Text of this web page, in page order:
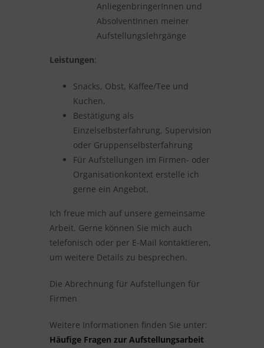
AnliegenbringerInnen und
AbsolventInnen meiner
Aufstellungslehrgänge
Leistungen:
Snacks, Obst, Kaffee/Tee und
Kuchen,
Bestätigung als
Einzelselbsterfahrung, Supervision
oder Gruppenselbsterfahrung
Für Aufstellungen im Firmen- oder
Organisationkontext erstelle ich
gerne ein Angebot.
Ich freue mich auf unsere gemeinsame
Arbeit. Gerne können Sie mich auch
telefonisch oder per E-Mail kontaktieren,
um weitere Details zu besprechen.
Die Abrechnung für Aufstellungen für
Firmen
Weitere Informationen finden Sie unter:
Häufige Fragen zur Aufstellungsarbeit